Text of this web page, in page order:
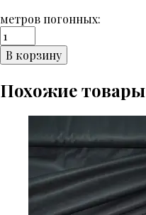
метров погонных:
Количество
Вышивка
на
В корзину
Похожие товары